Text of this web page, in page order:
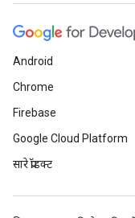
Android
Chrome
Firebase
Google Cloud Platform
सारे प्रॉडक्ट